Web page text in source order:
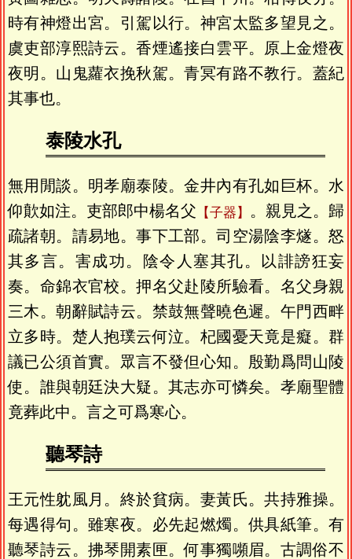
時有神燈出宮。引駕以行。神宮太監多望見之。
虞吏部淳熙詩云。香煙遙接白雲平。原上金燈夜
夜明。山鬼蘿衣挽秋駕。青冥有路不教行。蓋紀
其事也。
泰陵水孔
無用閒談。明孝廟泰陵。金井內有孔如巨杯。水
仰歕如注。吏部郎中楊名父
子器
。親見之。歸
疏諸朝。請易地。事下工部。司空湯陰李燧。怒
其多言。害成功。陰令人塞其孔。以誹謗狂妄
奏。命錦衣官校。押名父赴陵所驗看。名父身親
三木。朝辭賦詩云。禁鼓無聲曉色遲。午門西畔
立多時。楚人抱璞云何泣。杞國憂天竟是癡。群
議已公須首實。眾言不發但心知。殷勤爲問山陵
使。誰與朝廷決大疑。其志亦可憐矣。孝廟聖體
竟葬此中。言之可爲寒心。
聽琴詩
王元性躭風月。終於貧病。妻黃氏。共持雅操。
每遇得句。雖寒夜。必先起燃燭。供具紙筆。有
聽琴詩云。拂琴開素匣。何事獨嚬眉。古調俗不